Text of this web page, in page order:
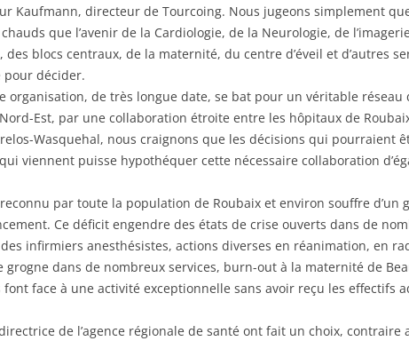
Kaufmann, directeur de Tourcoing. Nous jugeons simplement
que l’avenir de la Cardiologie, de la Neurologie, de
des blocs centraux, de la maternité, du centre d’éveil et d’autres
pour décider.
organisation, de très longue date, se bat pour un véritable réseau
Est, par une collaboration étroite entre les hôpitaux de
Wasquehal, nous craignons que les décisions qui pourraient
viennent puisse hypothéquer cette nécessaire collaboration
par toute la population de Roubaix et environ souffre d’un
Ce déficit engendre des états de crise ouverts dans de
infirmiers anesthésistes, actions diverses en réanimation, en
grogne dans de nombreux services, burn-out à la maternité de
font face à une activité exceptionnelle sans avoir reçu les effectifs
de l’agence régionale de santé ont fait un choix, contraire